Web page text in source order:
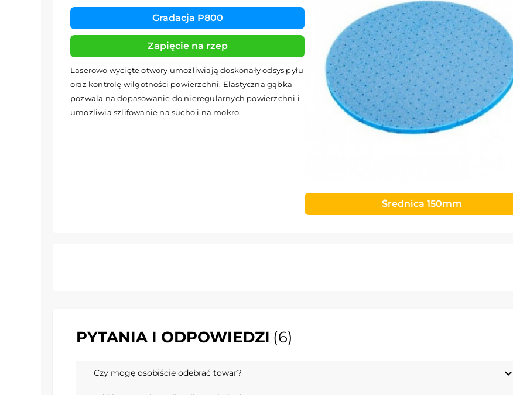
Gradacja P800
Zapięcie na rzep
Laserowo wycięte otwory umożliwiają doskonały odsys pyłu
oraz kontrolę wilgotności powierzchni. Elastyczna gąbka
pozwala na dopasowanie do nieregularnych powierzchni i
umożliwia szlifowanie na sucho i na mokro.
Średnica 150mm
PYTANIA I ODPOWIEDZI (6)
Czy mogę osobiście odebrać towar? expand_more